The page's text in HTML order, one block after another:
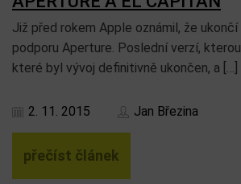
Již před rokem Apple oznámil, že
podporu Aperture. Poslední verzí,
které byl vývoj definitivně ukončen, a […]
2. 11. 2015 Jan Březina
přečíst článek